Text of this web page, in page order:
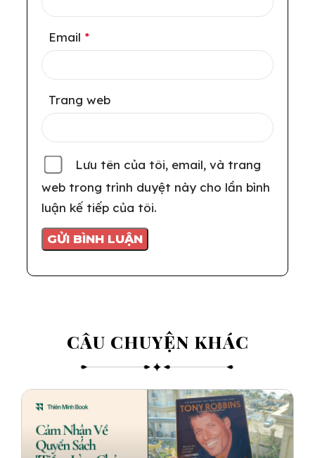
Email *
Trang web
Lưu tên của tôi, email, và trang
web trong trình duyệt này cho lần bình
luận kế tiếp của tôi.
CÂU CHUYỆN KHÁC​